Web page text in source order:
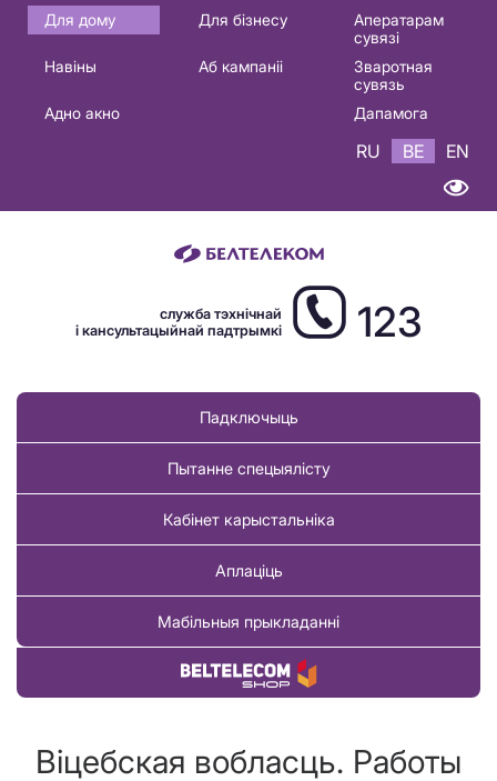
Основная
навигация
Для дому Для бізнесу
Аператарам
сувязі
Навіны
Аб кампаніі
Зваротная
сувязь
Адно акно
Дапамога
RU BE EN
служба тэхнічнай
і кансультацыйнай падтрымкі
123
Падключыць
Пытанне спецыялісту
Кабінет карыстальніка
Аплаціць
Мабільныя прыкладанні
Купіць тавар
Віцебская вобласць. Работы